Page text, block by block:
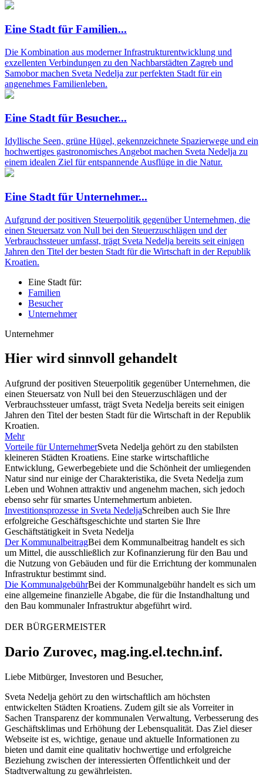
Eine Stadt für Familien...
Die Kombination aus moderner Infrastrukturentwicklung und
exzellenten Verbindungen zu den Nachbarstädten Zagreb und
Samobor machen Sveta Nedelja zur perfekten Stadt für ein
angenehmes Familienleben.
Eine Stadt für Besucher...
Idyllische Seen, grüne Hügel, gekennzeichnete Spazierwege und ein
hochwertiges gastronomisches Angebot machen Sveta Nedelja zu
einem idealen Ziel für entspannende Ausflüge in die Natur.
Eine Stadt für Unternehmer...
Aufgrund der positiven Steuerpolitik gegenüber Unternehmen, die
einen Steuersatz von Null bei den Steuerzuschlägen und der
Verbrauchssteuer umfasst, trägt Sveta Nedelja bereits seit einigen
Jahren den Titel der besten Stadt für die Wirtschaft in der Republik
Kroatien.
Eine Stadt für:
Familien
Besucher
Unternehmer
Unternehmer
Hier wird sinnvoll gehandelt
Aufgrund der positiven Steuerpolitik gegenüber Unternehmen, die
einen Steuersatz von Null bei den Steuerzuschlägen und der
Verbrauchssteuer umfasst, trägt Sveta Nedelja bereits seit einigen
Jahren den Titel der besten Stadt für die Wirtschaft in der Republik
Kroatien.
Mehr
Vorteile für UnternehmerSveta Nedelja gehört zu den stabilsten
kleineren Städten Kroatiens. Eine starke wirtschaftliche
Entwicklung, Gewerbegebiete und die Schönheit der umliegenden
Natur sind nur einige der Charakteristika, die Sveta Nedelja zum
Leben und Wohnen attraktiv und angenehm machen, sich jedoch
ebenso sehr für smartes Unternehmertum anbieten.
Investitionsprozesse in Sveta NedeljaSchreiben auch Sie Ihre
erfolgreiche Geschäftsgeschichte und starten Sie Ihre
Geschäftstätigkeit in Sveta Nedelja
Der KommunalbeitragBei dem Kommunalbeitrag handelt es sich
um Mittel, die ausschließlich zur Kofinanzierung für den Bau und
die Nutzung von Gebäuden und für die Errichtung der kommunalen
Infrastruktur bestimmt sind.
Die KommunalgebührBei der Kommunalgebühr handelt es sich um
eine allgemeine finanzielle Abgabe, die für die Instandhaltung und
den Bau kommunaler Infrastruktur abgeführt wird.
DER BÜRGERMEISTER
Dario Zurovec, mag.ing.el.techn.inf.
Liebe Mitbürger, Investoren und Besucher,
Sveta Nedelja gehört zu den wirtschaftlich am höchsten
entwickelten Städten Kroatiens. Zudem gilt sie als Vorreiter in
Sachen Transparenz der kommunalen Verwaltung, Verbesserung des
Geschäftsklimas und Erhöhung der Lebensqualität. Das Ziel dieser
Webseite ist es, wichtige, genaue und aktuelle Informationen zu
bieten und damit eine qualitativ hochwertige und erfolgreiche
Beziehung zwischen der interessierten Öffentlichkeit und der
Stadtverwaltung zu gewährleisten.